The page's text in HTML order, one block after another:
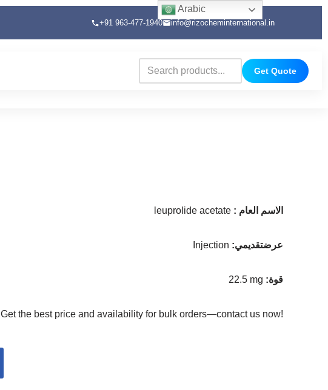
+91 963-477-1940 info@rizocheminternational.in
Get Quote
leuprolide acetate : الاسم العام
Injection :عرضتقديمي
22.5 mg :قوة
Get the best price and availability for bulk orders—contact us now!
Arabic